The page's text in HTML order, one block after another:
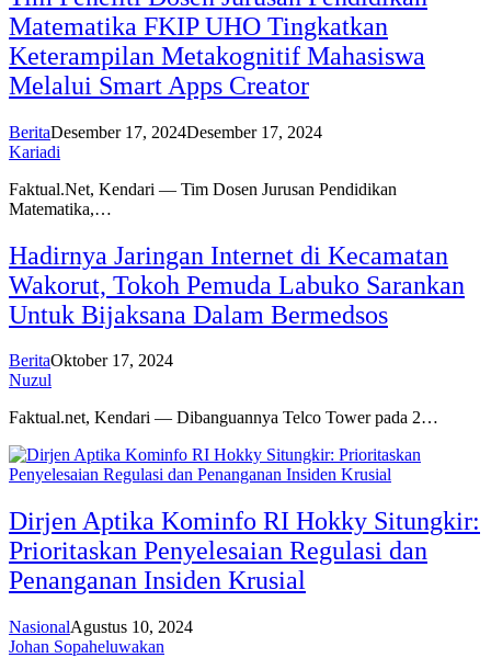
Matematika FKIP UHO Tingkatkan
Keterampilan Metakognitif Mahasiswa
Melalui Smart Apps Creator
BeritaDesember 17, 2024Desember 17, 2024
Kariadi
Faktual.Net, Kendari — Tim Dosen Jurusan Pendidikan
Matematika,…
Hadirnya Jaringan Internet di Kecamatan
Wakorut, Tokoh Pemuda Labuko Sarankan
Untuk Bijaksana Dalam Bermedsos
BeritaOktober 17, 2024
Nuzul
Faktual.net, Kendari — Dibanguannya Telco Tower pada 2…
Dirjen Aptika Kominfo RI Hokky Situngkir:
Prioritaskan Penyelesaian Regulasi dan
Penanganan Insiden Krusial
NasionalAgustus 10, 2024
Johan Sopaheluwakan